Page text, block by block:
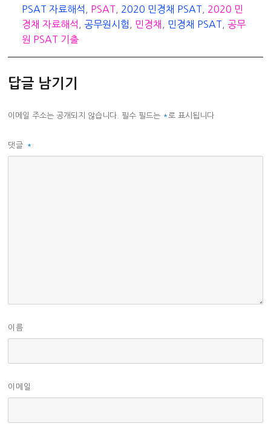
테
고
리
그
PSAT 자료해석
PSAT 2020 민경채 PSAT
2020 민
경채 자료해석
공무원시험 민경채 민경채 PSAT
공무
원 PSAT 기출
답글 남기기
이메일 주소는 공개되지 않습니다. 필수 필드는 * 로 표시됩니다
댓글 *
이름
이메일